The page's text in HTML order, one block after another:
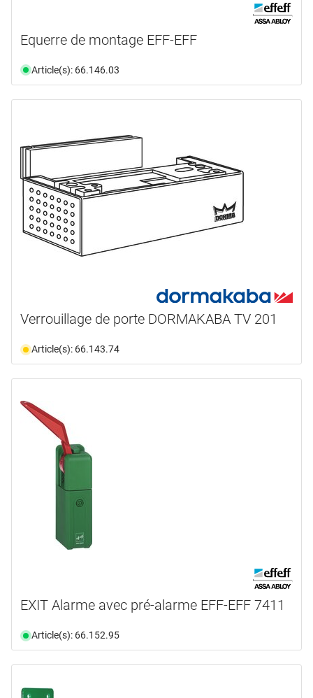
Equerre de montage EFF-EFF
Article(s): 66.146.03
Verrouillage de porte DORMAKABA TV 201
Article(s): 66.143.74
EXIT Alarme avec pré-alarme EFF-EFF 7411
Article(s): 66.152.95